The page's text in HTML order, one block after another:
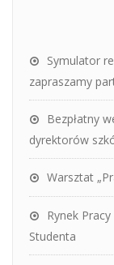
Symulator
zapraszamy
Bezpłatny
dyrektorów
Warsztat
Rynek
Studenta